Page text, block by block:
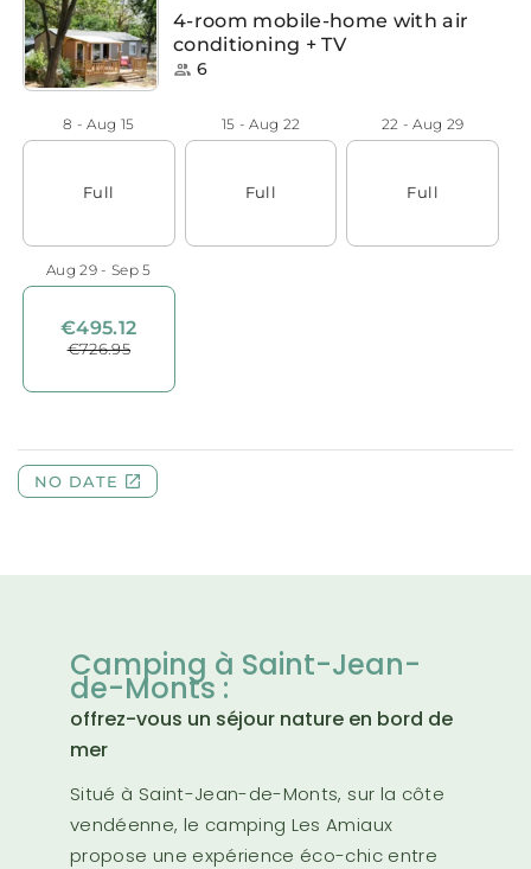
Camping à Saint-Jean-
de-Monts :
offrez-vous un séjour nature en bord de
mer
Situé à Saint-Jean-de-Monts, sur la côte
vendéenne, le camping Les Amiaux
propose une expérience éco-chic entre